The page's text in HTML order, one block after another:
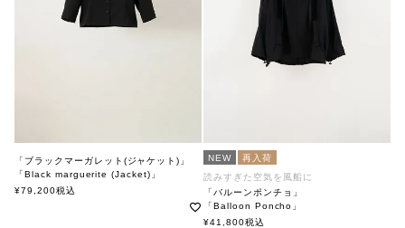
「ブラックマーガレット(ジャケット)」
「Black marguerite (Jacket)」
soutiencollar（ステンカラー）
¥79,200税込
NEW
再入荷
読みすぎた空気を風船に
「バルーンポンチョ」
「Balloon Poncho」
soutiencollar（ステンカラー）
¥41,800税込